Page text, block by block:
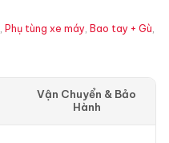
, Phụ tùng xe máy, Bao tay + Gù,
Vận Chuyển & Bảo
Hành